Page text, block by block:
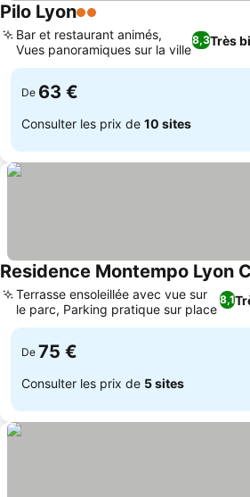
Pilo Lyon2 Étoiles
8,3Très
Bar et restaurant animés,
Vues panoramiques sur la ville
De 63 €
Consulter les prix de 10 sites
Residence Montempo Lyon
8,1
Terrasse ensoleillée avec vue sur
le parc, Parking pratique sur place
De 75 €
Consulter les prix de 5 sites